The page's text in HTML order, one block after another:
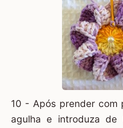
10 - Após prender com
agulha e introduza